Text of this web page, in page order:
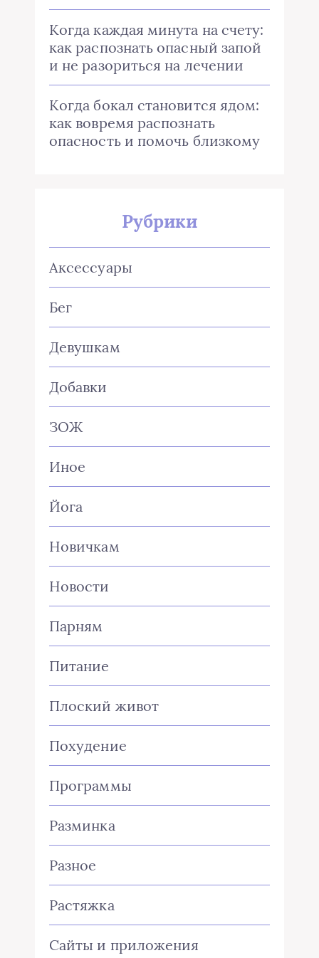
Когда каждая минута на счету:
как распознать опасный запой
и не разориться на лечении
Когда бокал становится ядом:
как вовремя распознать
опасность и помочь близкому
Рубрики
Аксессуары
Бег
Девушкам
Добавки
ЗОЖ
Иное
Йога
Новичкам
Новости
Парням
Питание
Плоский живот
Похудение
Программы
Разминка
Разное
Растяжка
Сайты и приложения